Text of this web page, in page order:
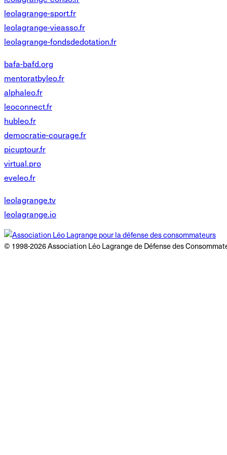
leolagrange-sport.fr
leolagrange-vieasso.fr
leolagrange-fondsdedotation.fr
bafa-bafd.org
mentoratbyleo.fr
alphaleo.fr
leoconnect.fr
hubleo.fr
democratie-courage.fr
picuptour.fr
virtual.pro
eveleo.fr
leolagrange.tv
leolagrange.io
© 1998-2026 Association Léo Lagrange de Défense des